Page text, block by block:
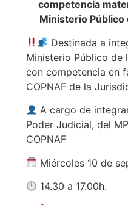
competencia
Ministerio Público
Destinada a
Ministerio Público de
con competencia en
COPNAF de la
A cargo de
Poder Judicial, del
COPNAF
Miércoles 10 de
14.30 a 17.00h.